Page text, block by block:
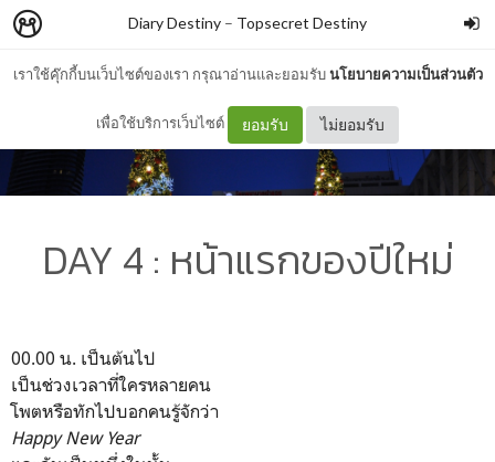
เราใช้คุ๊กกี้บนเว็บไซต์ของเรา กรุณาอ่านและยอมรับนโยบายความเป็นส่วนตัว
เพื่อใช้บริการเว็บไซต์ ยอมรับ ไม่ยอมรับ
Diary Destiny – Topsecret Destiny
DAY 4 : หน้าแรกของปีใหม่
00.00 น. เป็นต้นไป
เป็นช่วงเวลาที่ใครหลายคน
โพตหรือทักไปบอกคนรู้จักว่า
Happy New Year